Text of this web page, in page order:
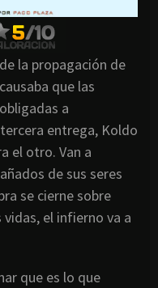
la propagación de
que las
a
entrega, Koldo
el otro. Van a
de sus seres
se cierne sobre
el infierno va a
que es lo que